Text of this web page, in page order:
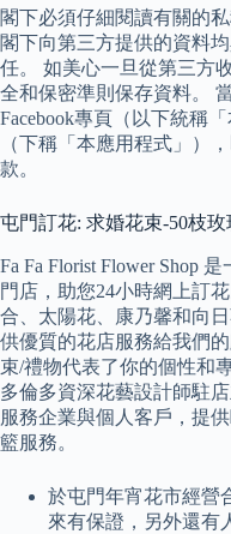
閣下必須仔細閱讀有關的
閣下向第三方提供的資料
任。 如美心一旦從第三方
全和保密準則保存資料。
Facebook專頁（以下統稱
（下稱「本應用程式」）
款。
屯門訂花: 求婚花束-50枝玫
Fa Fa Florist Flower Shop
門店，助您24小時網上訂
合、太陽花、康乃馨和向日
供優質的花店服務給我們
束/禮物代表了你的個性和
多倫多資深花藝設計師駐
服務企業與個人客戶，提
籃服務。
於屯門年宵花市經營
來有保證，另外還有